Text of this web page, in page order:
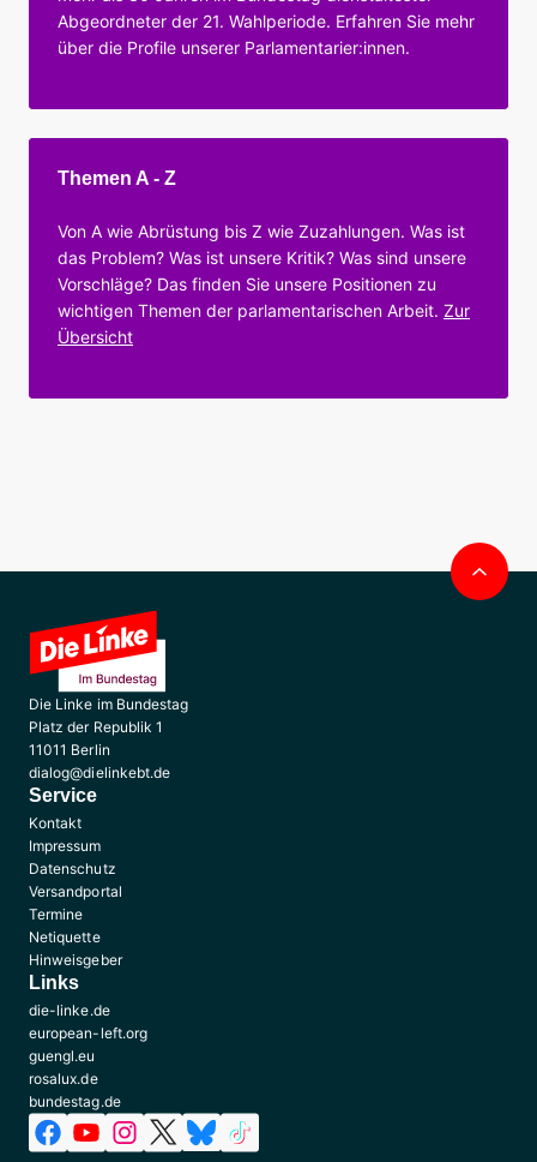
Abgeordneter der 21. Wahlperiode. Erfahren Sie mehr
über die Profile unserer Parlamentarier:innen.
Themen A - Z
Von A wie Abrüstung bis Z wie Zuzahlungen. Was ist
das Problem? Was ist unsere Kritik? Was sind unsere
Vorschläge? Das finden Sie unsere Positionen zu
wichtigen Themen der parlamentarischen Arbeit. Zur
Übersicht
Die Linke im Bundestag
Platz der Republik 1
11011 Berlin
dialog@dielinkebt.de
Service
Kontakt
Impressum
Datenschutz
Versandportal
Termine
Netiquette
Hinweisgeber
Links
die-linke.de
european-left.org
guengl.eu
rosalux.de
bundestag.de